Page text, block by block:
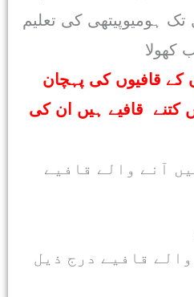
ہومیوپیتھی کی تعلیم
قافیوں کی پہچان
کتنے قافیے ہیں ان کی
آنے والے قافیے
قافیے درج ذیل